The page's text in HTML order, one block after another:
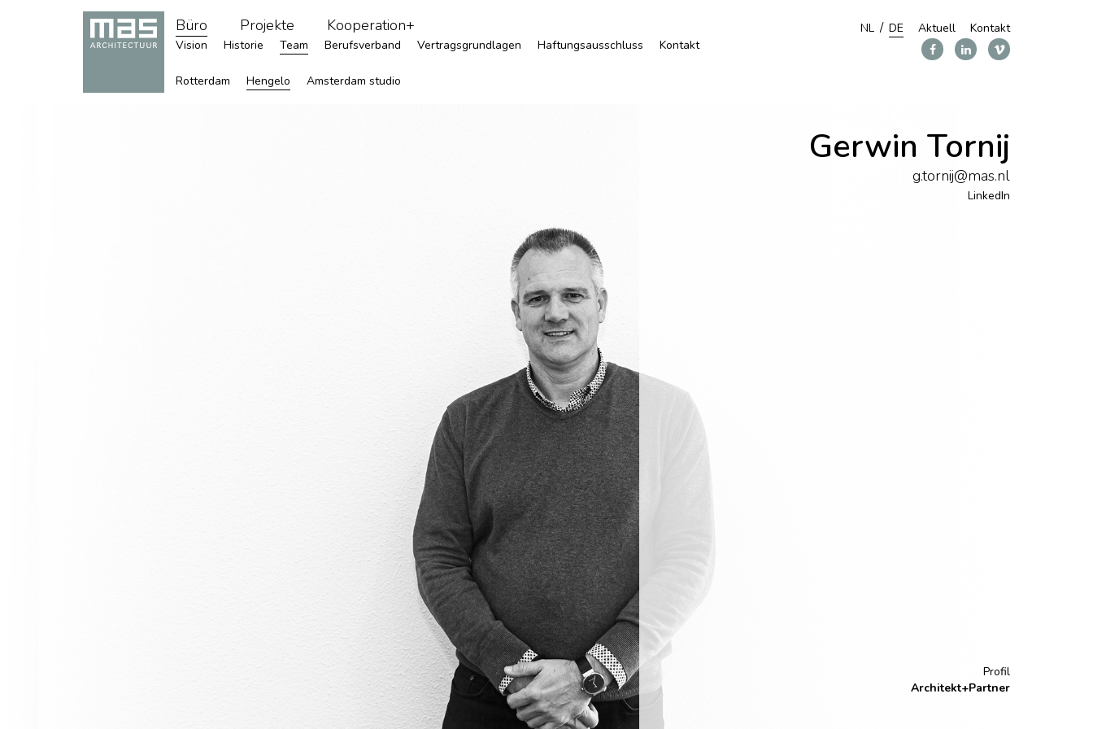
Büro Projekte Kooperation+ Aktuell Kontakt
NL
DE
Vision
Historie Team Berufsverband Vertragsgrundlagen Haftungsausschluss Kontakt
Rotterdam Hengelo Amsterdam studio
Gerwin Tornij
g.tornij@mas.nl
LinkedIn
Profil
Architekt+Partner